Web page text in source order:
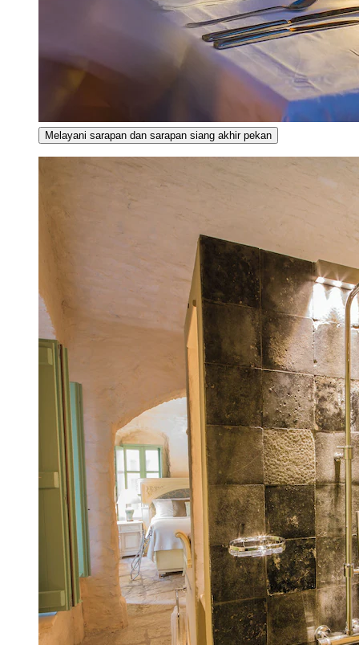
Melayani sarapan dan sarapan siang akhir pekan